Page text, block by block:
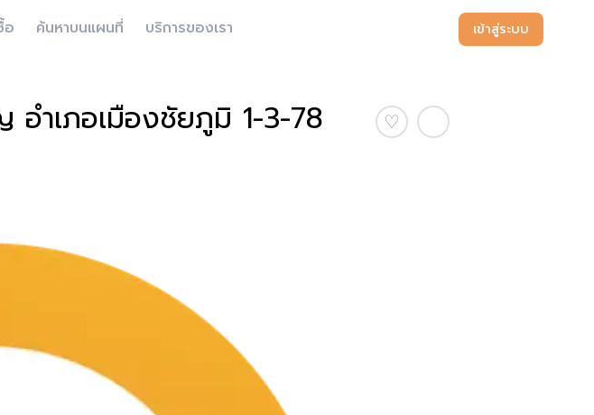
อ ค้นหาบนแผนที่ บริการของเรา เข้าสู่ระบบ
ำเภอเมืองชัยภูมิ 1-3-78 ♡